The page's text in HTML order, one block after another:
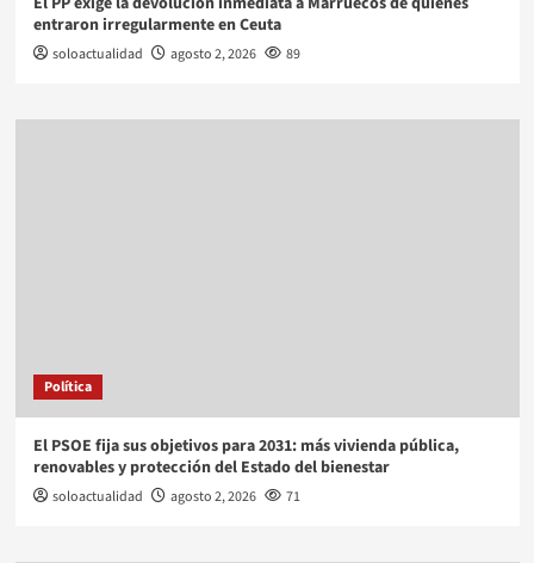
entraron irregularmente en Ceuta
soloactualidad agosto 2, 2026 89
Política
El PSOE fija sus objetivos para 2031: más vivienda pública,
renovables y protección del Estado del bienestar
soloactualidad agosto 2, 2026 71